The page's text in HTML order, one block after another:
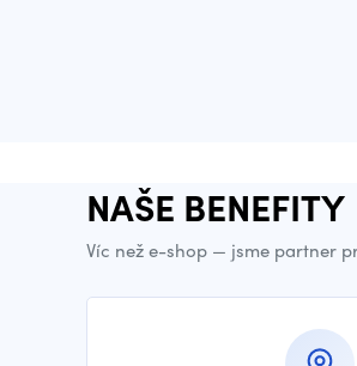
NAŠE BENEFITY
Víc než e-shop — jsme partner